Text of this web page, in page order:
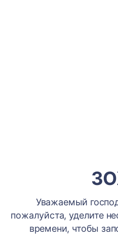
Уважаемый
пожалуйста, уделите
времени, чтобы